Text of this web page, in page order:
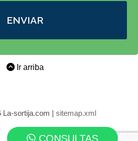
CONSULTAS
ENVIAR
Ir arriba
sortija.com | sitemap.xml